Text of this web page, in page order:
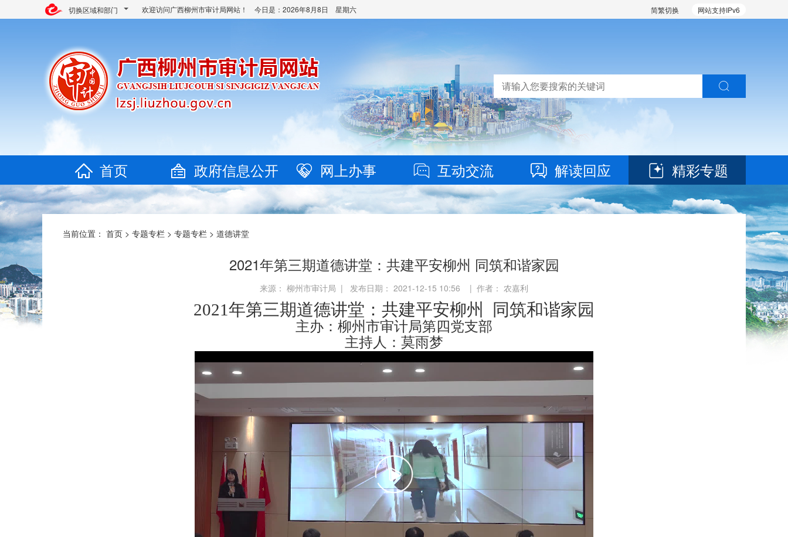
切换区域和部门 网站支持IPv6
简繁切换
欢迎访问广西柳州市审计局网站！ 今日是： 2026年8月8日 星期六
首页 政府信息公开 网上办事 互动交流 解读回应 精彩专题
当前位置： 首页 > 专题专栏 > 专题专栏 > 道德讲堂
2021年第三期道德讲堂：共建平安柳州 同筑和谐家园
来源： 柳州市审计局 | 发布日期： 2021-12-15 10:56 | 作者： 农嘉利
2021年第三期道德讲堂：共建平安柳州 同筑和谐家园
主办：柳州市审计局第四党支部
主持人：莫雨梦